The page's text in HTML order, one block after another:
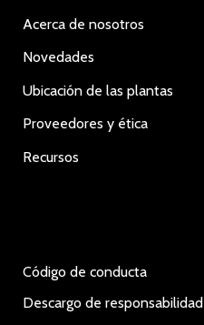
Acerca de nosotros
Novedades
Ubicación de las plantas
Proveedores y ética
Recursos
Código de conducta
Descargo de responsabilidad